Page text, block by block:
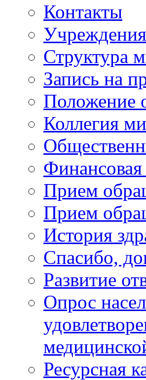
Контакты
Учреждения
Структура
Запись на
Положение
Коллегия
Финансовая
Прием
Прием
История
Спасибо,
Развитие
Опрос
Ресурсная